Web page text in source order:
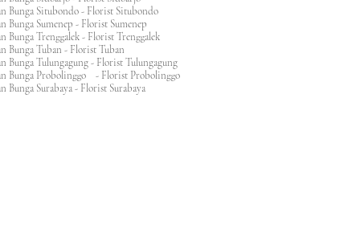
Bunga Situbondo - Florist Situbondo
Bunga Sumenep - Florist Sumenep
Bunga Trenggalek - Florist Trenggalek
Bunga Tuban - Florist Tuban
Bunga Tulungagung - Florist Tulungagung
Bunga Probolinggo - Florist Probolinggo
Bunga Surabaya - Florist Surabaya